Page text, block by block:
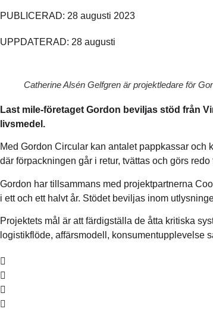
PUBLICERAD: 28 augusti 2023
UPPDATERAD: 28 augusti
Catherine Alsén Gelfgren är projektledare för
Last mile-företaget Gordon beviljas stöd från
livsmedel.
Med Gordon Circular kan antalet pappkassar
där förpackningen går i retur, tvättas och görs
Gordon har tillsammans med projektpartnerna
i ett och ett halvt år. Stödet beviljas inom
Projektets mål är att färdigställa de åtta kritiska
logistikflöde, affärsmodell, konsumentupplevelse